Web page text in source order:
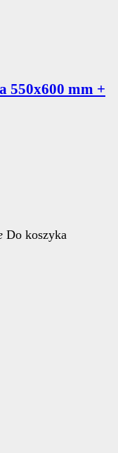
550x600 mm +
Do koszyka